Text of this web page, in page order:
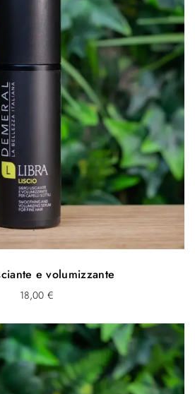
e volumizzante
18,00 €